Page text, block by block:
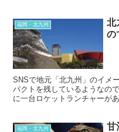
福岡・北九州
北
の
SNSで地元「北九州」のイメ
パクトを残しているようなの
に一台ロケットランチャーが
福岡・北九州
甘